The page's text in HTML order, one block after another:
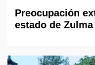
Preocupación
estado de